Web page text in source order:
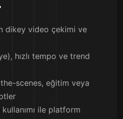
dikey video çekimi ve
hızlı tempo ve trend
the-scenes, eğitim veya
ile platform